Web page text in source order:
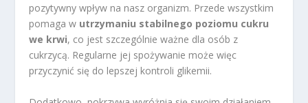
pozytywny wpływ na nasz organizm. Przede wszystkim
pomaga w utrzymaniu stabilnego poziomu cukru
we krwi, co jest szczególnie ważne dla osób z
cukrzycą. Regularne jej spożywanie może więc
przyczynić się do lepszej kontroli glikemii.